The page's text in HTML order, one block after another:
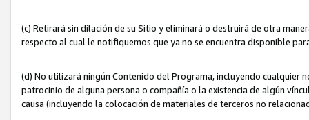
(c) Retirará sin dilación de su Sitio y eliminará o destruirá de otra
respecto al cual le notifiquemos que ya no se encuentra disponible
(d) No utilizará ningún Contenido del Programa, incluyendo cualquier
patrocinio de alguna persona o compañía o la existencia de algún
causa (incluyendo la colocación de materiales de terceros no